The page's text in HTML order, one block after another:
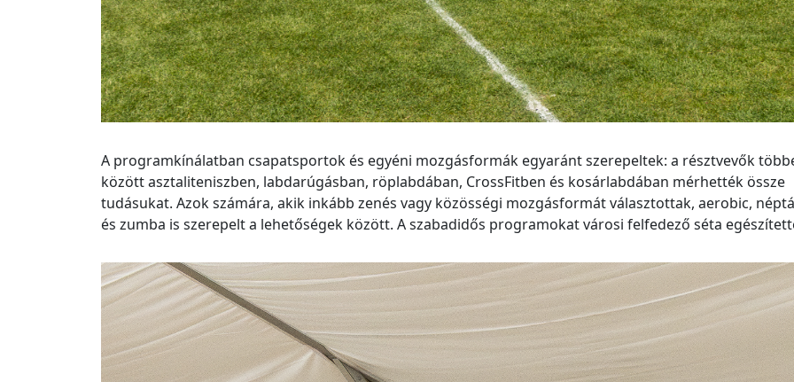
A programkínálatban csapatsportok és egyéni mozgásformák egyaránt szerepeltek: a résztvevők
között asztaliteniszben, labdarúgásban, röplabdában, CrossFitben és kosárlabdában mérhették össze
tudásukat. Azok számára, akik inkább zenés vagy közösségi mozgásformát választottak, aerobic,
és zumba is szerepelt a lehetőségek között. A szabadidős programokat városi felfedező séta